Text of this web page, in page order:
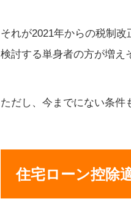
それが2021年からの税制
検討する単身者の方が増え
ただし、今までにない条件
住宅ローン控除